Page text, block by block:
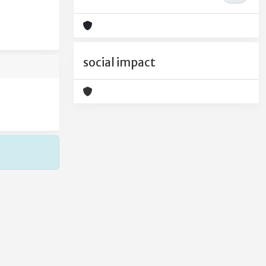
social impact